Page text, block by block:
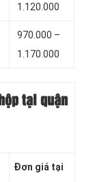
1.120.000
970.000 –
1.170.000
tại quận
Đơn giá tại